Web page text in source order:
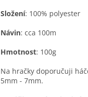
Složení: 100% polyester
Návin: cca 100m
Hmotnost: 100g
Na hračky doporučuji
5mm - 7mm.